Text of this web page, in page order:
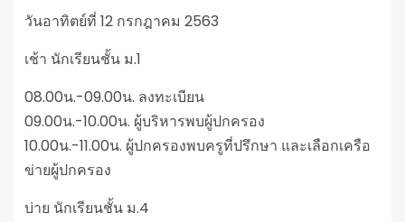
วันอาทิตย์ที่ 12 กรกฎาคม 2563
เช้า นักเรียนชั้น ม.1
08.00น.-09.00น. ลงทะเบียน
09.00น.-10.00น. ผู้บริหารพบผู้ปกครอง
10.00น.-11.00น. ผู้ปกครองพบครูที่ปรึกษา และเลือกเครือ
ข่ายผู้ปกครอง
บ่าย นักเรียนชั้น ม.4